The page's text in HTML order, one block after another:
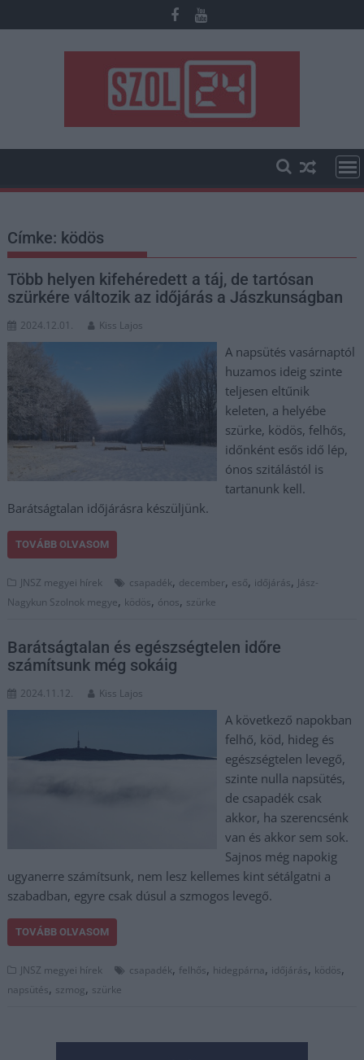
to
Címke: ködös
Több helyen kifehéredett a táj, de tartósan
szürkére változik az időjárás a Jászkunságban
2024.12.01. Kiss Lajos
A napsütés vasárnaptól
huzamos ideig szinte
teljesen eltűnik
keleten, a helyébe
szürke, ködös, felhős,
időnként esős idő lép,
ónos szitálástól is
tartanunk kell.
Barátságtalan időjárásra készüljünk.
TOVÁBB OLVASOM
JNSZ megyei hírek csapadék, december, eső, időjárás, Jász-
Nagykun Szolnok megye, ködös, ónos, szürke
Barátságtalan és egészségtelen időre
számítsunk még sokáig
2024.11.12. Kiss Lajos
A következő napokban
felhő, köd, hideg és
egészségtelen levegő,
szinte nulla napsütés,
de csapadék csak
akkor, ha szerencsénk
van és akkor sem sok.
Sajnos még napokig
ugyanerre számítsunk, nem lesz kellemes kint sétálgatni a
szabadban, egyre csak dúsul a szmogos levegő.
TOVÁBB OLVASOM
JNSZ megyei hírek csapadék, felhős, hidegpárna, időjárás, ködös,
napsütés, szmog, szürke